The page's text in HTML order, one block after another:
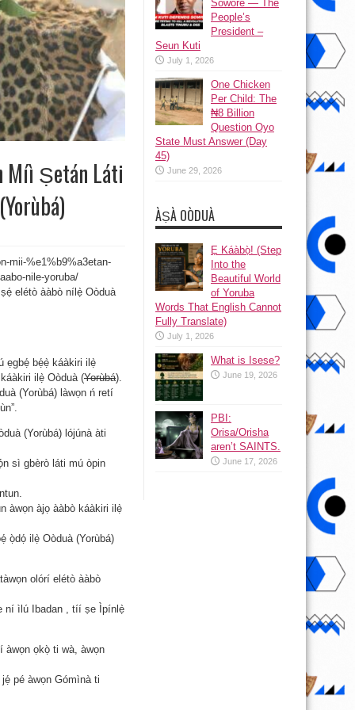
Míì Ṣetán Láti
mii-%e1%b9%a3etan-
nile-yoruba/
elétò ààbò nílẹ̀ Oòduà
ẹgbẹ́ bẹ́ẹ̀ káàkiri ilẹ̀
ilẹ̀ Oòduà (Yorùbá).
(Yorùbá) làwọn ń retí
(Yorùbá) lójúnà àti
sì gbèrò láti mú òpin
àwọn àjọ ààbò káàkiri ilẹ̀
ọ̀dọ́ ilẹ̀ Oòduà (Yorùbá)
olórí elétò ààbò
ní ìlú Ibadan , tíí ṣe Ìpínlẹ̀
ọkọ̀ ti wà, àwọn
pé àwọn Gómìnà ti
Sowore — The
People’s
President –
Seun Kuti
July 1, 2026
One Chicken
Per Child: The
₦8 Billion
Question Oyo
State Must Answer (Day
45)
June 29, 2026
ÀṢÀ OÒDUÀ
Ẹ Káàbọ̀! (Step
Into the
Beautiful World
of Yoruba
Words That English Cannot
Fully Translate)
July 1, 2026
What is Isese?
June 19, 2026
PBI:
Orisa/Orisha
aren’t SAINTS.
June 17, 2026